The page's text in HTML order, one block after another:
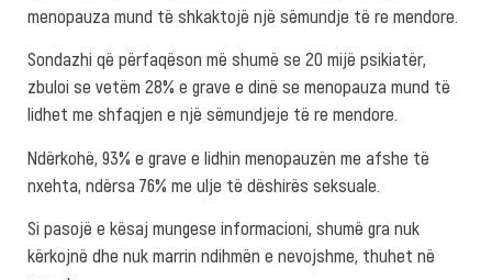
menopauza mund të shkaktojë një sëmundje të re mendore.
Sondazhi që përfaqëson më shumë se 20 mijë psikiatër,
zbuloi se vetëm 28% e grave e dinë se menopauza mund të
lidhet me shfaqjen e një sëmundjeje të re mendore.
Ndërkohë, 93% e grave e lidhin menopauzën me afshe të
nxehta, ndërsa 76% me ulje të dëshirës seksuale.
Si pasojë e kësaj mungese informacioni, shumë gra nuk
kërkojnë dhe nuk marrin ndihmën e nevojshme, thuhet në